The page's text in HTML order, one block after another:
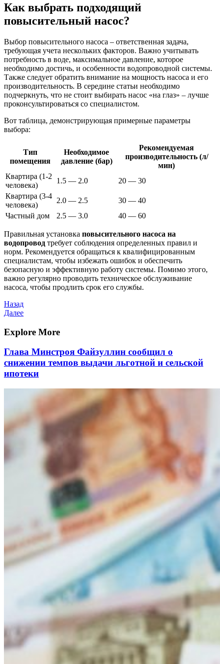
Как выбрать подходящий
повысительный насос?
Выбор повысительного насоса – ответственная задача,
требующая учета нескольких факторов. Важно учитывать
потребность в воде, максимальное давление, которое
необходимо достичь, и особенности водопроводной системы.
Также следует обратить внимание на мощность насоса и его
производительность. В середине статьи необходимо
подчеркнуть, что не стоит выбирать насос «на глаз» – лучше
проконсультироваться со специалистом.
Вот таблица, демонстрирующая примерные параметры
выбора:
Тип
помещения
Необходимое
давление (бар)
Рекомендуемая
производительность (л/
мин)
Квартира (1-2
человека)
1.5 — 2.0
20 — 30
Квартира (3-4
человека)
2.0 ― 2.5
30 ― 40
Частный дом
2.5 — 3.0 40 — 60
Правильная установка повысительного насоса на
водопровод требует соблюдения определенных правил и
норм. Рекомендуется обращаться к квалифицированным
специалистам, чтобы избежать ошибок и обеспечить
безопасную и эффективную работу системы. Помимо этого,
важно регулярно проводить техническое обслуживание
насоса, чтобы продлить срок его службы.
Навигация
по
записям
Предыдущая
запись
Назад
Следующая
Далее
Explore More
Глава Минстроя Файзуллин сообщил о
снижении темпов выдачи льготной и сельской
ипотеки